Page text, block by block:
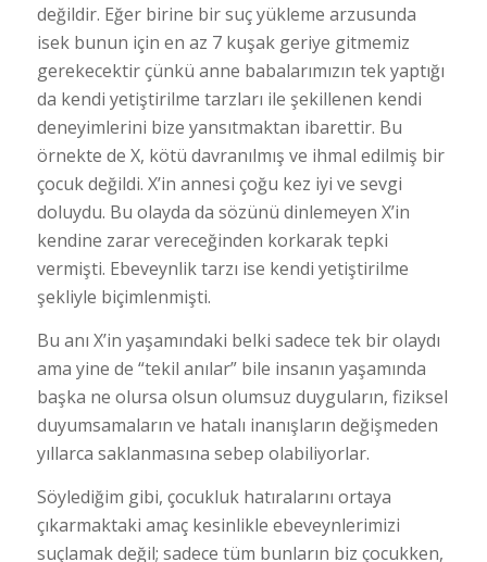
değildir. Eğer birine bir suç yükleme arzusunda
isek bunun için en az 7 kuşak geriye gitmemiz
gerekecektir çünkü anne babalarımızın tek yaptığı
da kendi yetiştirilme tarzları ile şekillenen kendi
deneyimlerini bize yansıtmaktan ibarettir. Bu
örnekte de X, kötü davranılmış ve ihmal edilmiş bir
çocuk değildi. X’in annesi çoğu kez iyi ve sevgi
doluydu. Bu olayda da sözünü dinlemeyen X’in
kendine zarar vereceğinden korkarak tepki
vermişti. Ebeveynlik tarzı ise kendi yetiştirilme
şekliyle biçimlenmişti.
Bu anı X’in yaşamındaki belki sadece tek bir olaydı
ama yine de “tekil anılar” bile insanın yaşamında
başka ne olursa olsun olumsuz duyguların, fiziksel
duyumsamaların ve hatalı inanışların değişmeden
yıllarca saklanmasına sebep olabiliyorlar.
Söylediğim gibi, çocukluk hatıralarını ortaya
çıkarmaktaki amaç kesinlikle ebeveynlerimizi
suçlamak değil; sadece tüm bunların biz çocukken,